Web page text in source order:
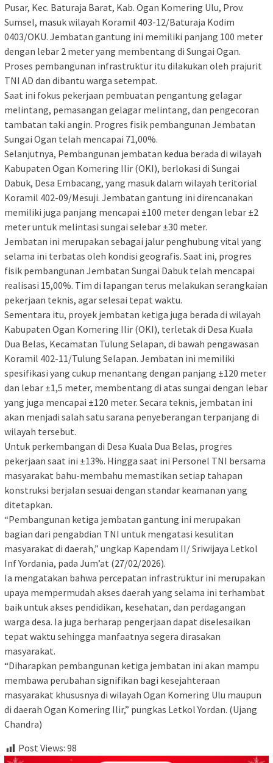
Pusar, Kec. Baturaja Barat, Kab. Ogan Komering Ulu, Prov.
Sumsel, masuk wilayah Koramil 403-12/Baturaja Kodim
0403/OKU. Jembatan gantung ini memiliki panjang 100 meter
dengan lebar 2 meter yang membentang di Sungai Ogan.
Proses pembangunan infrastruktur itu dilakukan oleh prajurit
TNI AD dan dibantu warga setempat.
Saat ini fokus pekerjaan pembuatan pengantung gelagar
melintang, pemasangan gelagar melintang, dan pengecoran
tambatan taki angin. Progres fisik pembangunan Jembatan
Sungai Ogan telah mencapai 71,00%.
Selanjutnya, Pembangunan jembatan kedua berada di wilayah
Kabupaten Ogan Komering Ilir (OKI), berlokasi di Sungai
Dabuk, Desa Embacang, yang masuk dalam wilayah teritorial
Koramil 402-09/Mesuji. Jembatan gantung ini direncanakan
memiliki juga panjang mencapai ±100 meter dengan lebar ±2
meter untuk melintasi sungai selebar ±30 meter.
Jembatan ini merupakan sebagai jalur penghubung vital yang
selama ini terbatas oleh kondisi geografis. Saat ini, progres
fisik pembangunan Jembatan Sungai Dabuk telah mencapai
realisasi 15,00%. Tim di lapangan terus melakukan serangkaian
pekerjaan teknis, agar selesai tepat waktu.
Sementara itu, proyek jembatan ketiga juga berada di wilayah
Kabupaten Ogan Komering Ilir (OKI), terletak di Desa Kuala
Dua Belas, Kecamatan Tulung Selapan, di bawah pengawasan
Koramil 402-11/Tulung Selapan. Jembatan ini memiliki
spesifikasi yang cukup menantang dengan panjang ±120 meter
dan lebar ±1,5 meter, membentang di atas sungai dengan lebar
yang juga mencapai ±120 meter. Secara teknis, jembatan ini
akan menjadi salah satu sarana penyeberangan terpanjang di
wilayah tersebut.
Untuk perkembangan di Desa Kuala Dua Belas, progres
pekerjaan saat ini ±13%. Hingga saat ini Personel TNI bersama
masyarakat bahu-membahu memastikan setiap tahapan
konstruksi berjalan sesuai dengan standar keamanan yang
ditetapkan.
“Pembangunan ketiga jembatan gantung ini merupakan
bagian dari pengabdian TNI untuk mengatasi kesulitan
masyarakat di daerah,” ungkap Kapendam II/ Sriwijaya Letkol
Inf Yordania, pada Jum’at (27/02/2026).
Ia mengatakan bahwa percepatan infrastruktur ini merupakan
upaya mempermudah akses daerah yang selama ini terhambat
baik untuk akses pendidikan, kesehatan, dan perdagangan
warga desa. Ia juga berharap pengerjaan dapat diselesaikan
tepat waktu sehingga manfaatnya segera dirasakan
masyarakat.
“Diharapkan pembangunan ketiga jembatan ini akan mampu
membawa perubahan signifikan bagi kesejahteraan
masyarakat khususnya di wilayah Ogan Komering Ulu maupun
di daerah Ogan Komering Ilir,” pungkas Letkol Yordan. (Ujang
Chandra)
Post Views: 98